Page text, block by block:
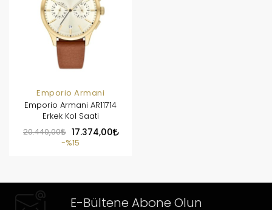
Emporio Armani
Emporio Armani AR11714
Erkek Kol Saati
20.440,00
17.374,00
%15
E-Bültene Abone Olun